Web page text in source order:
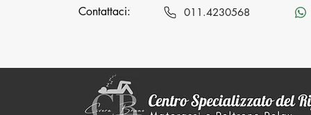
Contattaci: 011.4230568
MENÙ Promozioni